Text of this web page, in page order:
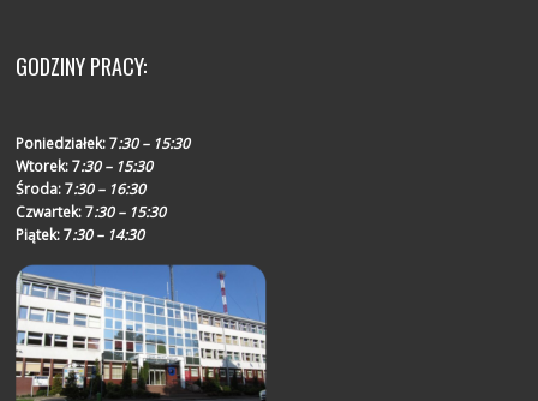
GODZINY PRACY:
Poniedziałek:7:30 – 15:30
Wtorek:7:30 – 15:30
Środa:7:30 – 16:30
Czwartek:7:30 – 15:30
Piątek:7:30 – 14:30